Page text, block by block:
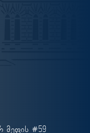
მეფის #59